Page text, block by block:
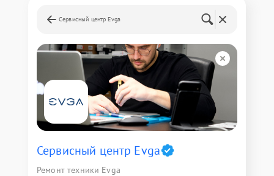
Сервисный центр Evga
Сервисный центр Evga
Ремонт техники Evga